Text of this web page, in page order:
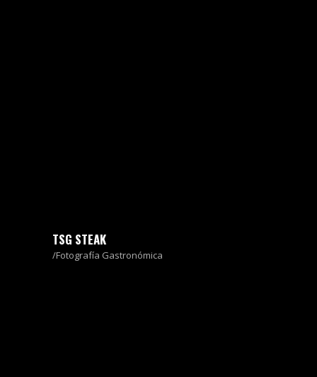
TSG STEAK
Fotografía Gastronómica